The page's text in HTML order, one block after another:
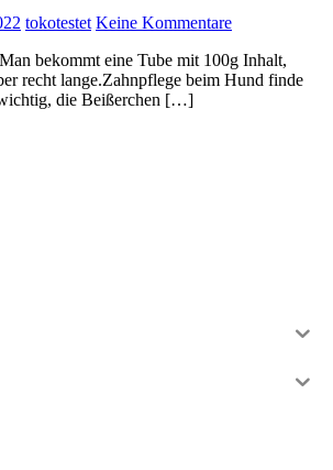
tokotestet Keine Kommentare
bekommt eine Tube mit 100g Inhalt,
recht lange.Zahnpflege beim Hund finde
die Beißerchen […]